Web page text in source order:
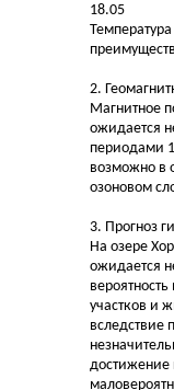
18.05
2.
Магнитное
ожидается
периодами
возможно в
озоновом
3. Прогноз
На озере
ожидается
участков и
вследствие
достижение